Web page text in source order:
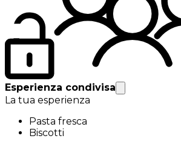
Esperienza condivisa
La tua esperienza
Pasta fresca
Biscotti